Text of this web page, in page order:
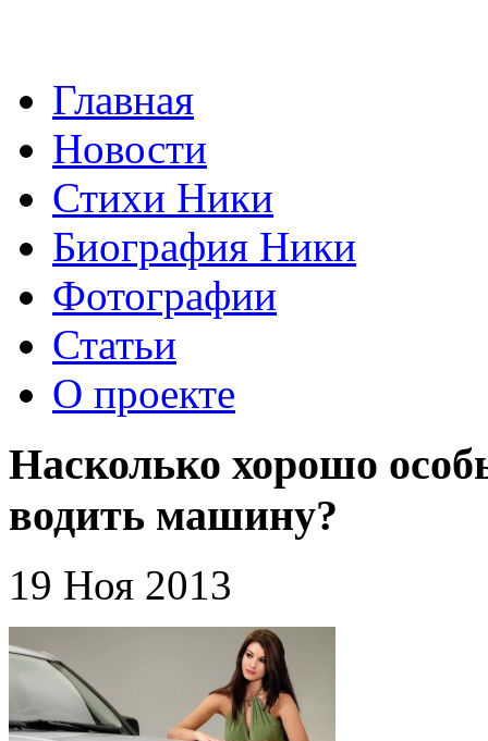
Главная
Новости
Стихи Ники
Биография Ники
Фотографии
Статьи
О проекте
Насколько хорошо
водить машину?
19 Ноя 2013